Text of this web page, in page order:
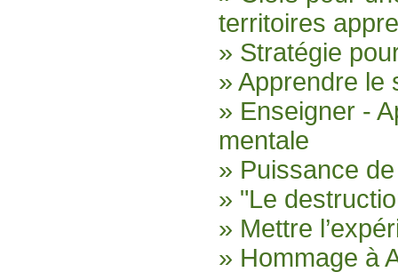
territoires
» Stratégie
» Apprendre le
» Enseigner -
mentale
» Puissance
» "Le
» Mettre
» Hommage à